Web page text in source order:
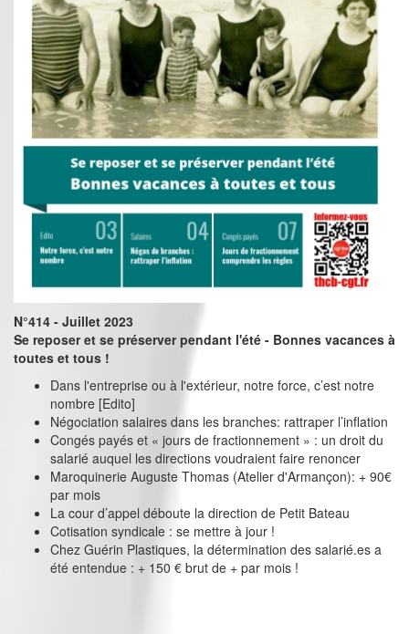
N°414 - Juillet 2023
Se reposer et se préserver pendant l'été - Bonnes vacances à
toutes et tous !
Dans l'entreprise ou à l'extérieur, notre force, c’est notre
nombre [Edito]
Négociation salaires dans les branches: rattraper l’inflation
Congés payés et « jours de fractionnement » : un droit du
salarié auquel les directions voudraient faire renoncer
Maroquinerie Auguste Thomas (Atelier d'Armançon): + 90€
par mois
La cour d’appel déboute la direction de Petit Bateau
Cotisation syndicale : se mettre à jour !
Chez Guérin Plastiques, la détermination des salarié.es a
été entendue : + 150 € brut de + par mois !